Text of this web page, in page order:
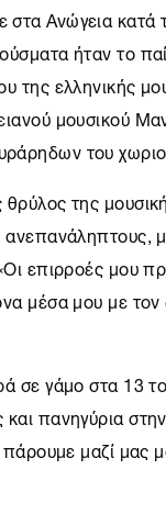
Ανώγεια κατά
ήταν το
της ελληνικής
μουσικού
του
της
ανεπανάληπτους,
επιρροές μου
μέσα μου με τον
σε γάμο στα 13
πανηγύρια
μαζί μας